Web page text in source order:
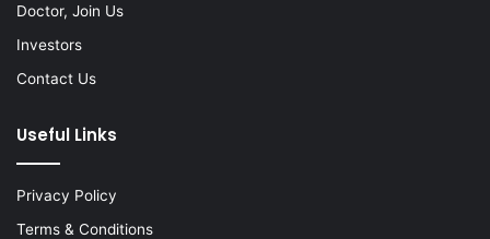
Doctor, Join Us
Investors
Contact Us
Useful Links
Privacy Policy
Terms & Conditions